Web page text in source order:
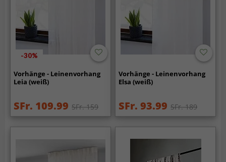
-30%
Vorhänge - Leinenvorhang
Leia (weiß)
SFr. 109.99 SFr. 159
Vorhänge - Leinenvorhang
Elsa (weiß)
SFr. 93.99 SFr. 189